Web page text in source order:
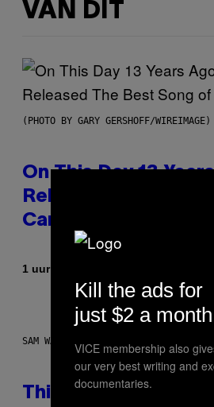
VAN DIT
(PHOTO BY GARY GERSHOFF/WIREIMAGE)
On This Day 13
Released the Best
Career
1 uur geleden
SAM WATANUKI FOR VICE
This Discreet
Kill the ads for
just $2 a month
VICE membership also
our very best writing and
documentaries.